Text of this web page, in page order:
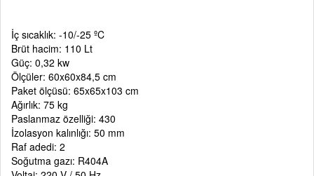
İç sıcaklık: -10/-25 ºC
Brüt hacim: 110 Lt
Güç: 0,32 kw
Ölçüler: 60x60x84,5 cm
Paket ölçüsü: 65x65x103 cm
Ağırlık: 75 kg
Paslanmaz özelliği: 430
İzolasyon kalınlığı: 50 mm
Raf adedi: 2
Soğutma gazı: R404A